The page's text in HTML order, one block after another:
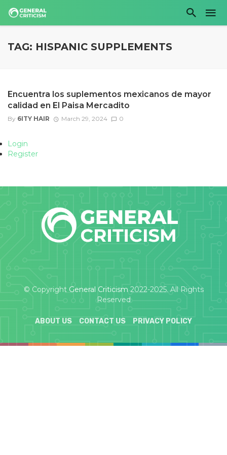
TAG: HISPANIC SUPPLEMENTS
Encuentra los suplementos mexicanos de mayor
calidad en El Paisa Mercadito
By 6ITY HAIR March 29, 2024 0
Login
Register
© Copyright General Criticism 2022-2025. All Rights
Reserved
ABOUT US CONTACT US PRIVACY POLICY